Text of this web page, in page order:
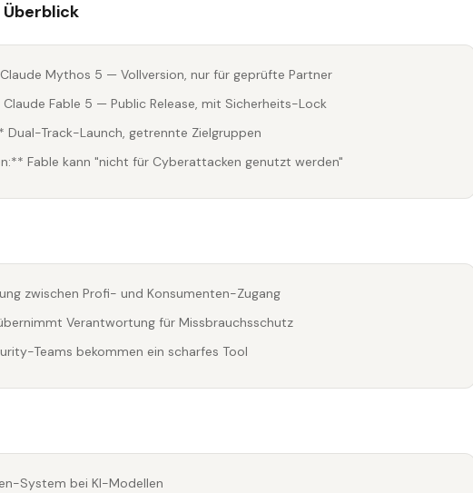
Überblick
Mythos 5 — Vollversion, nur für geprüfte Partner
Fable 5 — Public Release, mit Sicherheits-Lock
Dual-Track-Launch, getrennte Zielgruppen
Fable kann "nicht für Cyberattacken genutzt werden"
zwischen Profi- und Konsumenten-Zugang
Verantwortung für Missbrauchsschutz
Teams bekommen ein scharfes Tool
System bei KI-Modellen